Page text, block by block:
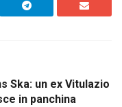
Ska: un ex Vitulazio
in panchina